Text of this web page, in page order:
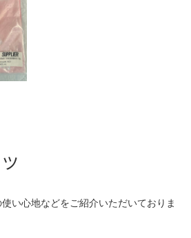
い心地などをご紹介いただいておりま